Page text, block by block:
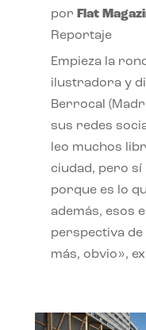
por Flat
Reportaje
Empieza la
ilustradora y
Berrocal
sus redes
leo muchos
ciudad, pero
porque es lo
además, esos
perspectiva
más, obvio»,